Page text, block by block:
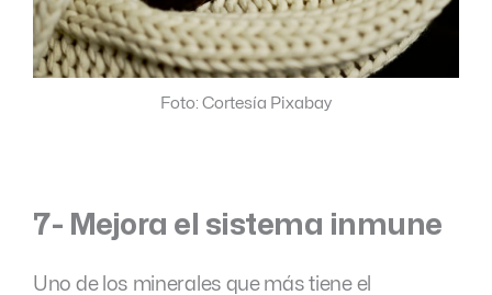
Foto: Cortesía Pixabay
7- Mejora el sistema inmune
Uno de los minerales que más tiene el